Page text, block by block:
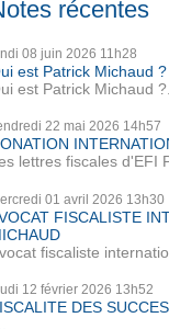
récentes
08 juin 2026 11h28
est Patrick Michaud
est Patrick Michaud
22 mai 2026 14h57
lettres fiscales d'EFI
01 avril 2026 13h30
FISCALISTE
fiscaliste
12 février 2026 13h52
DES